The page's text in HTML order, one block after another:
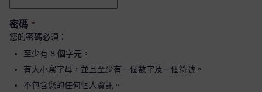
密碼 *
您的密碼必須：
至少有 8 個字元。
有大小寫字母，並且至少有一個數字及一個符號。
不包含您的任何個人資訊。